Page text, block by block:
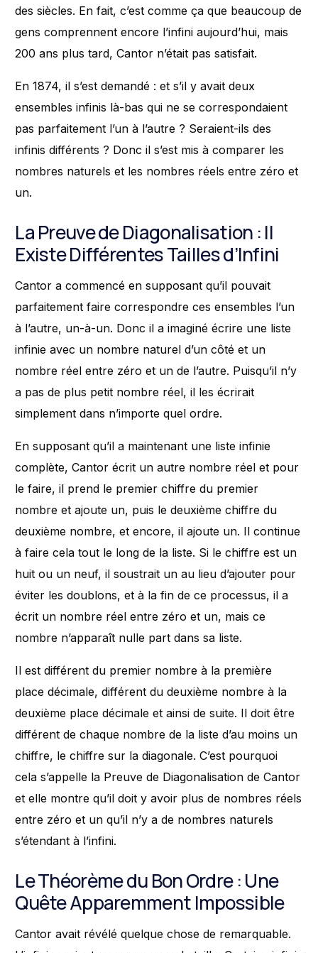
des siècles. En fait, c’est comme ça que beaucoup de
gens comprennent encore l’infini aujourd’hui, mais
200 ans plus tard, Cantor n’était pas satisfait.
En 1874, il s’est demandé : et s’il y avait deux
ensembles infinis là-bas qui ne se correspondaient
pas parfaitement l’un à l’autre ? Seraient-ils des
infinis différents ? Donc il s’est mis à comparer les
nombres naturels et les nombres réels entre zéro et
un.
La Preuve de Diagonalisation : Il
Existe Différentes Tailles d’Infini
Cantor a commencé en supposant qu’il pouvait
parfaitement faire correspondre ces ensembles l’un
à l’autre, un-à-un. Donc il a imaginé écrire une liste
infinie avec un nombre naturel d’un côté et un
nombre réel entre zéro et un de l’autre. Puisqu’il n’y
a pas de plus petit nombre réel, il les écrirait
simplement dans n’importe quel ordre.
En supposant qu’il a maintenant une liste infinie
complète, Cantor écrit un autre nombre réel et pour
le faire, il prend le premier chiffre du premier
nombre et ajoute un, puis le deuxième chiffre du
deuxième nombre, et encore, il ajoute un. Il continue
à faire cela tout le long de la liste. Si le chiffre est un
huit ou un neuf, il soustrait un au lieu d’ajouter pour
éviter les doublons, et à la fin de ce processus, il a
écrit un nombre réel entre zéro et un, mais ce
nombre n’apparaît nulle part dans sa liste.
Il est différent du premier nombre à la première
place décimale, différent du deuxième nombre à la
deuxième place décimale et ainsi de suite. Il doit être
différent de chaque nombre de la liste d’au moins un
chiffre, le chiffre sur la diagonale. C’est pourquoi
cela s’appelle la Preuve de Diagonalisation de Cantor
et elle montre qu’il doit y avoir plus de nombres réels
entre zéro et un qu’il n’y a de nombres naturels
s’étendant à l’infini.
Le Théorème du Bon Ordre : Une
Quête Apparemment Impossible
Cantor avait révélé quelque chose de remarquable.